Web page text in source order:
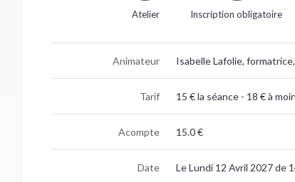
Atelier Inscription obligatoire
Animateur Isabelle Lafolie,
Tarif 15 € la séance - 18 € à
Acompte 15.0 €
Date Le Lundi 12 Avril 2027 de